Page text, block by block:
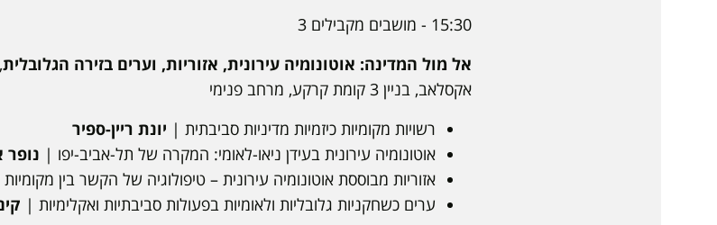
15:30 - מושבים מקבילים 3
אל מול המדינה: אוטונומיה עירונית, אזוריות, וערים בזירה הגלובלית
אקסלאב, בניין 3 קומת קרקע, מרחב פנימי
רשויות מקומיות כיזמיות מדיניות סביבתית | יונת ריין-ספיר
אוטונומיה עירונית בעידן ניאו-לאומי: המקרה של תל-אביב-יפו |
אזוריות מבוססת אוטונומיה עירונית – טיפולוגיה של הקשר בין מקומיות
ערים כשחקניות גלובליות ולאומיות בפעולות סביבתיות ואקלימיות |